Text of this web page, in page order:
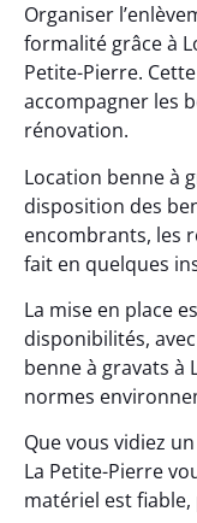
Organiser
formalité grâce à
Petite-Pierre.
accompagner les
rénovation.
Location benne à
disposition des
encombrants, les
fait en quelques
La mise en place
disponibilités,
benne à gravats à
normes
Que vous vidiez
La Petite-Pierre
matériel est